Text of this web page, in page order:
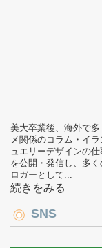
美大卒業後、海外で
メ関係のコラム・イ
ュエリーデザインの
を公開・発信し、多
ロガーとして...
続きをみる
SNS